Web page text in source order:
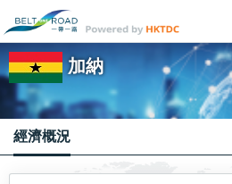
加納
經濟概況